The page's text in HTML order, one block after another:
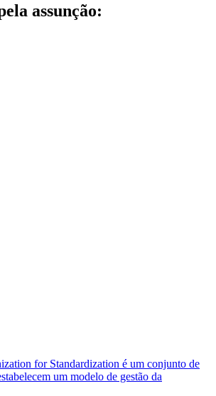
assunção:
for Standardization é um conjunto de
um modelo de gestão da